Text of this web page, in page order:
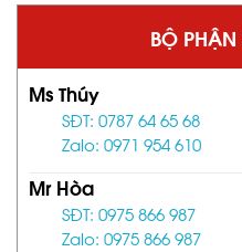
BỘ
Ms Thúy
SĐT: 0787 64 65 68
Zalo: 0971 954 610
Mr Hòa
SĐT: 0975 866 987
Zalo: 0975 866 987